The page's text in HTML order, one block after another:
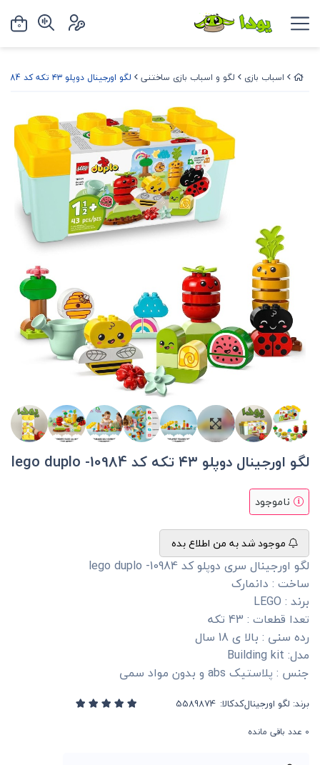
اسباب بازی لگو و اسباب بازی ساختنی لگو اورجینال دوپلو ۴۳ تکه کد 10984- lego duplo
لگو اورجینال دوپلو ۴۳ تکه کد 10984- lego duplo
ناموجود
موجود شد به من اطلاع بده
لگو اورجینال سری دوپلو کد 10984- lego duplo
ساخت : دانمارک
برند : LEGO
تعدا قطعات : 43 تکه
رده سنی : بالا ی 18 سال
مدل: Building kit
جنس : پلاستیک abs و بدون مواد سمی
برند: لگو اورجینالکدکالا:
0 عدد باقی مانده
0